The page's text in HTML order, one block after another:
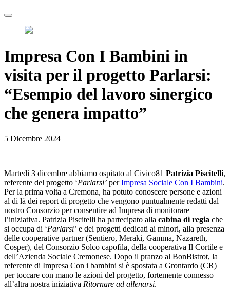
Impresa Con I Bambini in
visita per il progetto Parlarsi:
“Esempio del lavoro sinergico
che genera impatto”
5 Dicembre 2024
Martedì 3 dicembre abbiamo ospitato al Civico81 Patrizia Piscitelli,
referente del progetto ‘Parlarsi’ perImpresa Sociale Con I Bambini.
Per la prima volta a Cremona, ha potuto conoscere persone e azioni
al di là dei report di progetto che vengono puntualmente redatti dal
nostro Consorzio per consentire ad Impresa di monitorare
l’iniziativa. Patrizia Piscitelli ha partecipato alla cabina di regia che
si occupa di ‘Parlarsi’ e dei progetti dedicati ai minori, alla presenza
delle cooperative partner (Sentiero, Meraki, Gamma, Nazareth,
Cosper), del Consorzio Solco capofila, della cooperativa Il Cortile e
dell’Azienda Sociale Cremonese. Dopo il pranzo al BonBistrot, la
referente di Impresa Con i bambini si è spostata a Grontardo (CR)
per toccare con mano le azioni del progetto, fortemente connesso
all’altra nostra iniziativa Ritornare ad allenarsi.